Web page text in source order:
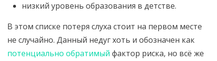
низкий уровень образования в детстве.
В этом списке потеря слуха стоит на первом месте
не случайно. Данный недуг хоть и обозначен как
потенциально обратимый фактор риска, но всё же